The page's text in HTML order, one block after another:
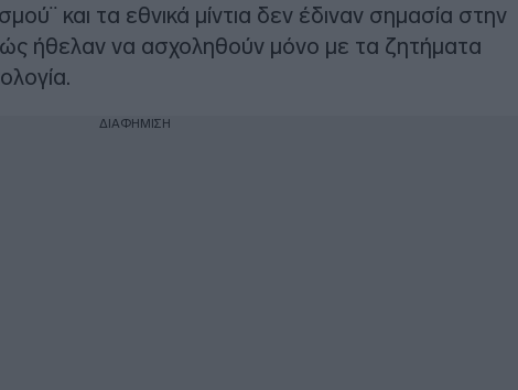
και τα εθνικά μίντια δεν έδιναν σημασία στην
ήθελαν να ασχοληθούν μόνο με τα ζητήματα
ΔΙΑΦΗΜΙΣΗ